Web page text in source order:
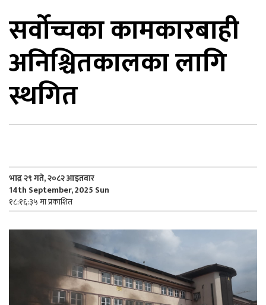
सर्वोच्चका कामकारबाही
अनिश्चितकालका लागि
स्थगित
भाद्र २९ गते, २०८२ आइतवार
14th September, 2025 Sun
१८:१६:३५ मा प्रकाशित